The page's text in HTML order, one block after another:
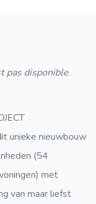
pas disponible
unieke nieuwbouw
(54
met
van maar liefst